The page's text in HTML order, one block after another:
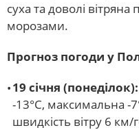
суха та доволі
морозами.
Прогноз погоди у
19 січня (понеділок):
-13°C, максимальна -
швидкість вітру 6